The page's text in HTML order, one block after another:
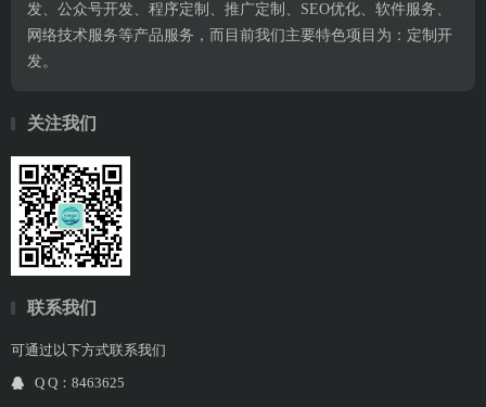
发、公众号开发、程序定制、推广定制、SEO优化、软件服务、
网络技术服务等产品服务，而目前我们主要特色项目为：定制开
发。
关注我们
联系我们
可通过以下方式联系我们
Q Q：8463625